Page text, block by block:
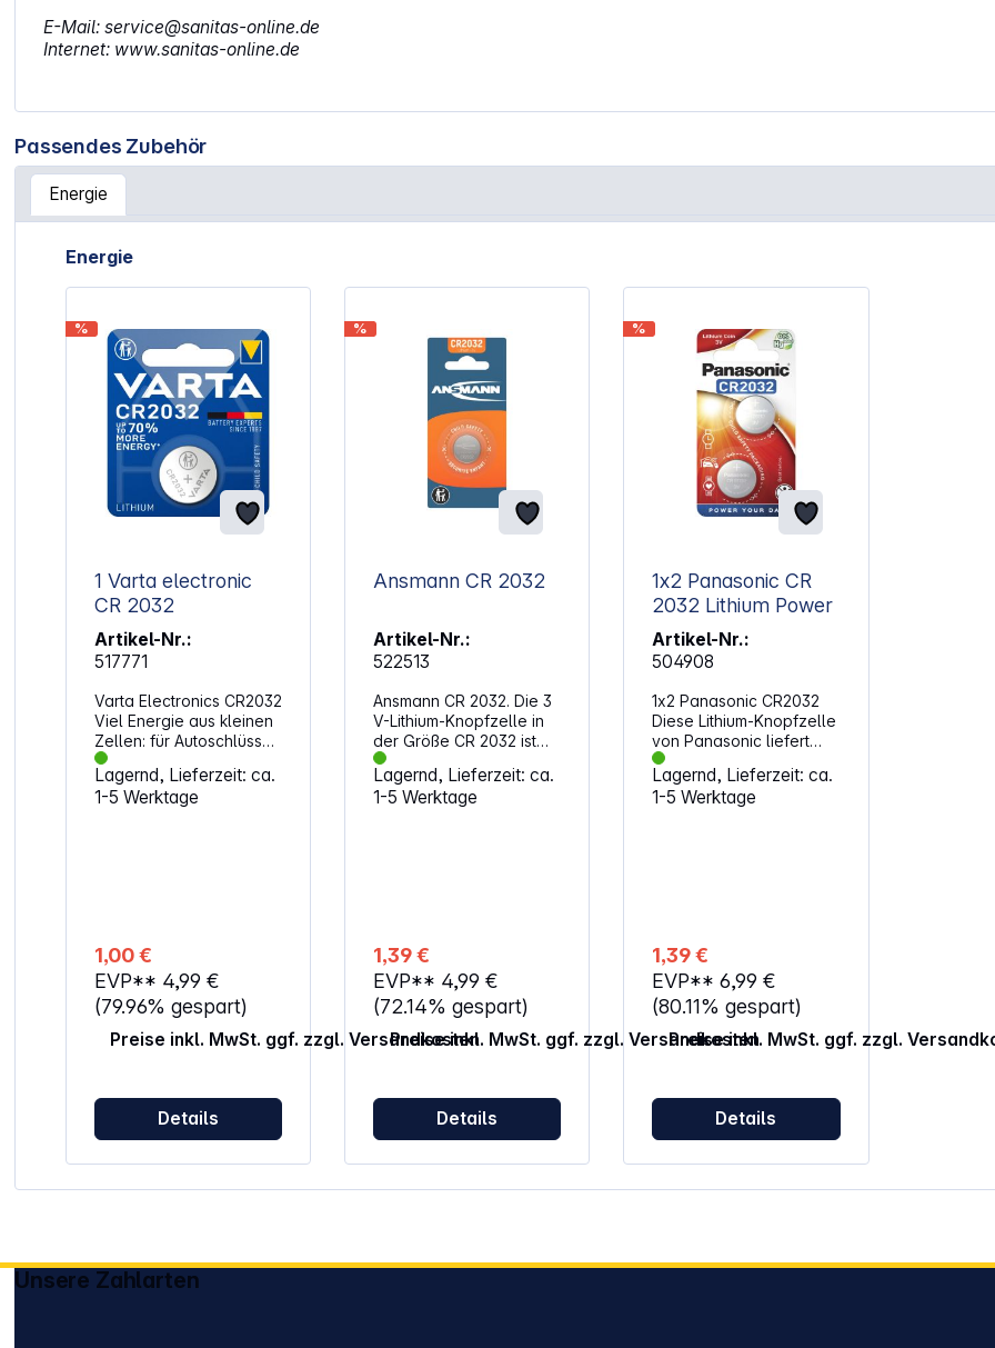
E-Mail: service@sanitas-online.de
Internet: www.sanitas-online.de
Passendes Zubehör
Energie
Artikelgalerie überspringen
Energie
%
1 Varta electronic
CR 2032
Artikel-Nr.:
517771
Varta Electronics CR2032
Viel Energie aus kleinen
Zellen: für Autoschlüssel,
Taschenrechner,
Kameras oder andere
elektronische
BR2032, DL2032,
ECR2032, KCR2032,
KL2032, KECR2032,
LM2032, 5004LC, SB-
T15, L14, SR2032, EA-
Lagernd, Lieferzeit: ca.
1-5 Werktage
1,00 €
EVP** 4,99 €
(79.96% gespart)
Preise inkl. MwSt. ggf. zzgl. Versandkosten
Details
%
Ansmann CR 2032
Artikel-Nr.:
522513
Ansmann CR 2032. Die 3
V-Lithium-Knopfzelle in
der Größe CR 2032 ist
verwendbar in Kameras,
Armbanduhren, Auto-
und anderen
LM2032, 5004LC, SB-
T15, L14, SR2032, EA-
2032C
Lagernd, Lieferzeit: ca.
1-5 Werktage
1,39 €
EVP** 4,99 €
(72.14% gespart)
Preise inkl. MwSt. ggf. zzgl. Versandkosten
Details
%
1x2 Panasonic CR
2032 Lithium Power
Artikel-Nr.:
504908
1x2 Panasonic CR2032
Diese Lithium-Knopfzelle
von Panasonic liefert
zuverlässige und
langanhaltende Energie.
Empfohlen für:
Artikelbezeichnung:
BR2032, DL2032,
ECR2032, KCR2032,
KL2032, KECR2032,
LM2032, 5004LC, SB-
Lagernd, Lieferzeit: ca.
1-5 Werktage
1,39 €
EVP**6,99 €
(80.11% gespart)
Preise inkl. MwSt. ggf. zzgl.
Details
Unsere Zahlarten